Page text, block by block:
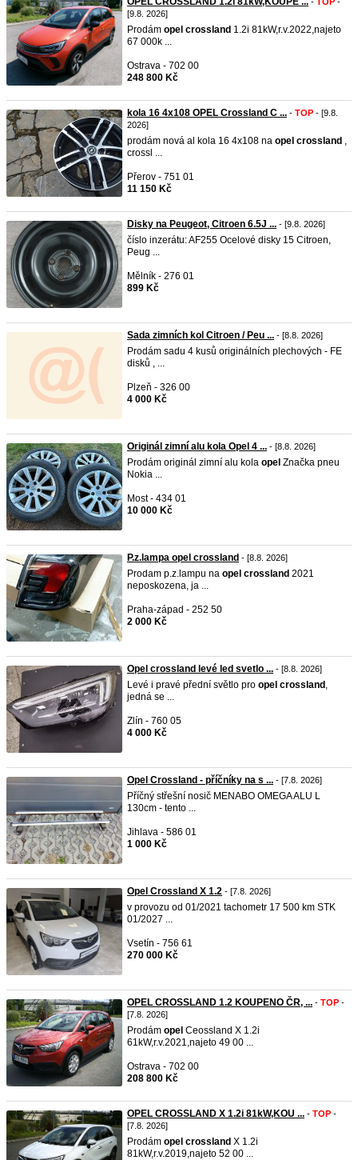
[9.8. 2026]
Prodám opel crossland 1.2i 81kW,r.v.2022,najeto
67 000k ...
Ostrava - 702 00
248 800 Kč
kola 16 4x108 OPEL Crossland C ... - TOP - [9.8.
2026]
prodám nová al kola 16 4x108 na opel crossland ,
crossl ...
Přerov - 751 01
11 150 Kč
Disky na Peugeot, Citroen 6.5J ... - [9.8. 2026]
číslo inzerátu: AF255 Ocelové disky 15 Citroen,
Peug ...
Mělník - 276 01
899 Kč
Sada zimních kol Citroen / Peu ... - [8.8. 2026]
Prodám sadu 4 kusů originálních plechových - FE
disků , ...
Plzeň - 326 00
4 000 Kč
Originál zimní alu kola Opel 4 ... - [8.8. 2026]
Prodám originál zimní alu kola opel Značka pneu
Nokia ...
Most - 434 01
10 000 Kč
P.z.lampa opel crossland - [8.8. 2026]
Prodam p.z.lampu na opel crossland 2021
neposkozena, ja ...
Praha-západ - 252 50
2 000 Kč
Opel crossland levé led svetlo ... - [8.8. 2026]
Levé i pravé přední světlo pro opel crossland ,
jedná se ...
Zlín - 760 05
4 000 Kč
Opel Crossland - příčníky na s ... - [7.8. 2026]
Příčný střešní nosič MENABO OMEGA ALU L
130cm - tento ...
Jihlava - 586 01
1 000 Kč
Opel Crossland X 1.2 - [7.8. 2026]
v provozu od 01/2021 tachometr 17 500 km STK
01/2027 ...
Vsetín - 756 61
270 000 Kč
OPEL CROSSLAND 1.2 KOUPENO ČR, ... - TOP -
[7.8. 2026]
Prodám opel Ceossland X 1.2i
61kW,r.v.2021,najeto 49 00 ...
Ostrava - 702 00
208 800 Kč
OPEL CROSSLAND X 1.2i 81kW,KOU ... - TOP -
[7.8. 2026]
Prodám opel crossland X 1.2i
81kW,r.v.2019,najeto 52 00 ...